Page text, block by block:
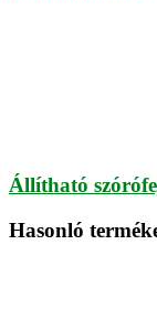
Állítható
Hasonló